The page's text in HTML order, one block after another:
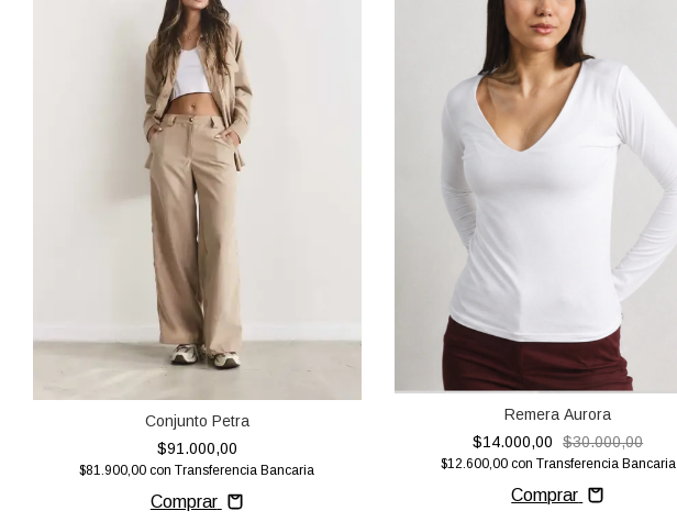
Conjunto Petra
$91.000,00
$81.900,00con Transferencia Bancaria
Comprar
Remera Aurora
$14.000,00
$30.000,00
$12.600,00 con Transferencia Bancaria
Comprar